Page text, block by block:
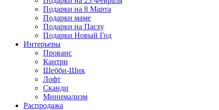
Подарки на 8 Марта
Подарки маме
Подарки на Пасху
Подарки Новый Год
Интерьеры
Прованс
Кантри
Шебби-Шик
Лофт
Сканди
Минимализм
Распродажа